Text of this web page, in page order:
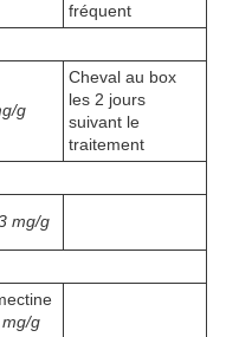
fréquent
g
Cheval au box
les 2 jours
suivant le
traitement
mg/g
mg/g